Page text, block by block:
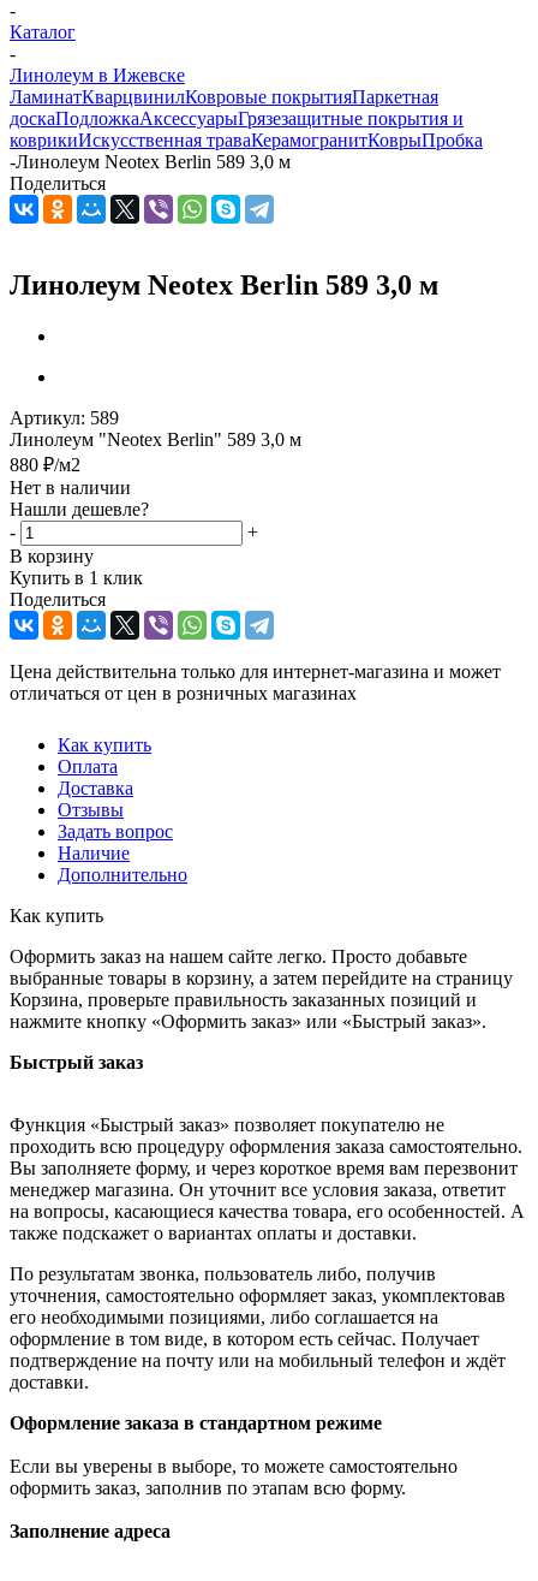
-
Каталог
-
Линолеум в Ижевске
ЛаминатКварцвинилКовровые покрытияПаркетная
доскаПодложкаАксессуарыГрязезащитные покрытия и
коврикиИскусственная траваКерамогранитКоврыПробка
-Линолеум Neotex Berlin 589 3,0 м
Поделиться
Линолеум Neotex Berlin 589 3,0 м
Артикул: 589
Линолеум "Neotex Berlin" 589 3,0 м
880 ₽/м2
Нет в наличии
Нашли дешевле?
-
+
В корзину
Купить в 1 клик
Поделиться
Цена действительна только для интернет-магазина и может
отличаться от цен в розничных магазинах
Как купить
Оплата
Доставка
Отзывы
Задать вопрос
Наличие
Дополнительно
Как купить
Оформить заказ на нашем сайте легко. Просто добавьте
выбранные товары в корзину, а затем перейдите на страницу
Корзина, проверьте правильность заказанных позиций и
нажмите кнопку «Оформить заказ» или «Быстрый заказ».
Быстрый заказ
Функция «Быстрый заказ» позволяет покупателю не
проходить всю процедуру оформления заказа самостоятельно.
Вы заполняете форму, и через короткое время вам перезвонит
менеджер магазина. Он уточнит все условия заказа, ответит
на вопросы, касающиеся качества товара, его особенностей. А
также подскажет о вариантах оплаты и доставки.
По результатам звонка, пользователь либо, получив
уточнения, самостоятельно оформляет заказ, укомплектовав
его необходимыми позициями, либо соглашается на
оформление в том виде, в котором есть сейчас. Получает
подтверждение на почту или на мобильный телефон и ждёт
доставки.
Оформление заказа в стандартном режиме
Если вы уверены в выборе, то можете самостоятельно
оформить заказ, заполнив по этапам всю форму.
Заполнение адреса